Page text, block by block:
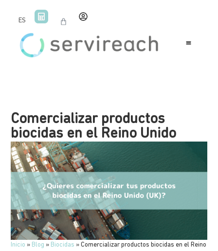
ES
Comercializar productos
biocidas en el Reino Unido
Inicio » Blog » Biocidas »Comercializar productos biocidas en el Reino